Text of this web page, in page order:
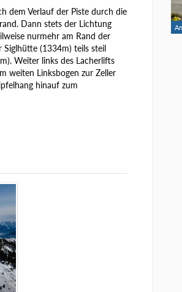
dem Verlauf der Piste durch die
Dann stets der Lichtung
nurmehr am Rand der
(1334m) teils steil
Weiter links des Lacherlifts
weiten Linksbogen zur Zeller
hinauf zum